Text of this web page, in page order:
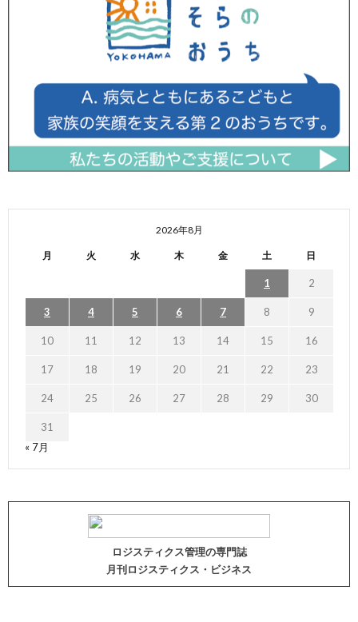
2026年8月
月 火 水 木 金 土 日
1 2
3 4 5 6 7 8 9
10 11 12 13 14 15 16
17 18 19 20 21 22 23
24 25 26 27 28 29 30
31
« 7月
ロジスティクス管理の専門誌
月刊ロジスティクス・ビジネス